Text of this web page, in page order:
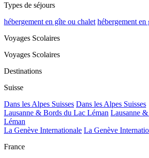
Types de séjours
hébergement en gîte ou chalet hébergement en
Voyages Scolaires
Voyages Scolaires
Destinations
Suisse
Dans les Alpes Suisses Dans les Alpes Suisses
Lausanne & Bords du Lac Léman Lausanne
Léman
La Genève Internationale La Genève
France